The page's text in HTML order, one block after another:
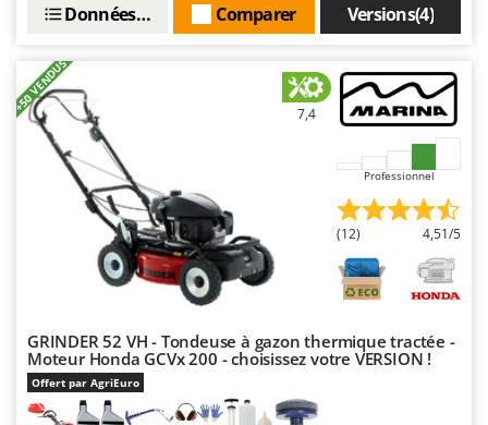
Silky
Sirman
Skil
Smartwood
Smeg
Snapper
Solidur
Spice Electronics
Spring Protezione
Spyro
Stanley
Versions(4)
Comparer
Données techniques
+50 VENDUS 7,4
Professionnel
(12) 4,51/5
GRINDER 52 VH - Tondeuse à gazon thermique tractée -
Moteur Honda GCVx 200 - choisissez votre VERSION !
Offert par AgriEuro